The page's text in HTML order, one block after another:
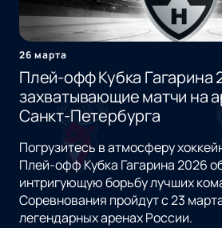
26 марта
Плей-офф Кубка Гагарина
захватывающие матчи на
Санкт-Петербурга
Погрузитесь в атмосферу
Плей-офф Кубка Гагарина 2026
интригующую борьбу лучших
Соревнования пройдут с 23
легендарных аренах России.